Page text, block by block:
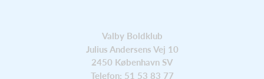
Valby Boldklub
Julius Andersens Vej 10
2450 København SV
Telefon: 51 53 83 77